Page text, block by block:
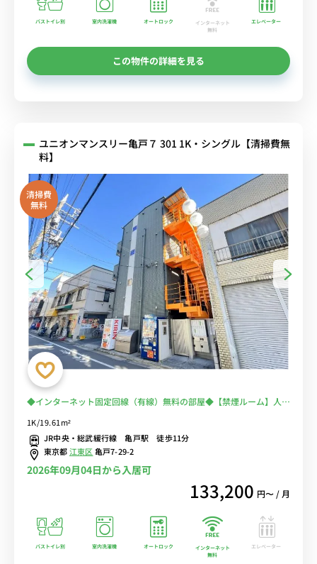
バストイレ別 室内洗濯機 オートロック
インターネット
無料
エレベーター
この物件の詳細を見る
ユニオンマンスリー亀戸７ 301 1K・シングル【清掃費無
料】
清掃費
無料
◆インターネット固定回線（有線）無料の部屋◆【禁煙ルーム】人気
浴室乾燥機や温水洗浄便座、独立洗面台など設備充実/デスク・チェ
ア＆たっぷり収納2ドア冷蔵庫など生活家電のあるお部屋
1K/19.61m²
JR中央・総武緩行線 亀戸駅 徒歩11分
東京都江東区亀戸7-29-2
2026年09月04日から入居可
133,200 円〜 / 月
バストイレ別 室内洗濯機 オートロック
インターネット
無料
エレベーター